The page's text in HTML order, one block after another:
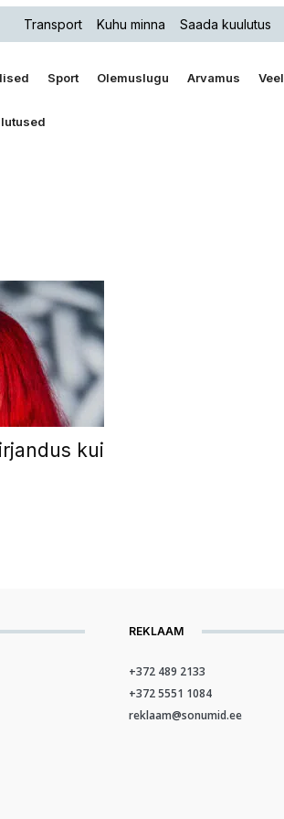
Transport Kuhu minna Saada kuulutus
Sport Olemuslugu Arvamus Veel
kui
REKLAAM
+372 489 2133
+372 5551 1084
reklaam@sonumid.ee